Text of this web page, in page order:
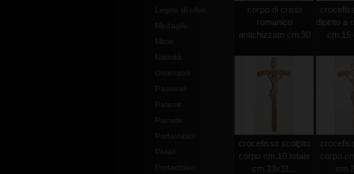
Legno di olivo
Medaglie
Mitrie
Natività
Ostensori
Pastorali
Patene
Pianete
Portaviatici
Piviali
Portachiavi
corpo di cristo
romanico
antichizzato cm.30
dipinto a
cm.15
crocefisso scolpito
corpo cm.10 totale
cm.23x11...
corpo